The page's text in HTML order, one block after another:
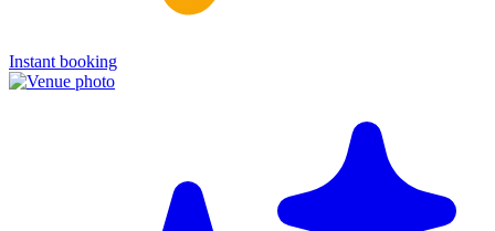
Instant booking